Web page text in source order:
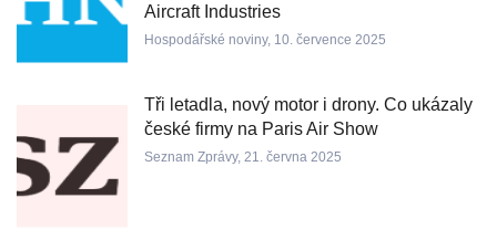
Aircraft Industries
Hospodářské noviny, 10. července 2025
Tři letadla, nový motor i drony. Co ukázaly
české firmy na Paris Air Show
Seznam Zprávy, 21. června 2025